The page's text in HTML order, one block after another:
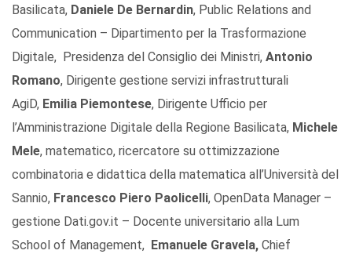
Basilicata, Daniele De Bernardin, Public Relations and
Communication – Dipartimento per la Trasformazione
Digitale, Presidenza del Consiglio dei Ministri, Antonio
Romano, Dirigente gestione servizi infrastrutturali
AgiD, Emilia Piemontese, Dirigente Ufficio per
l’Amministrazione Digitale della Regione Basilicata, Michele
Mele, matematico, ricercatore su ottimizzazione
combinatoria e didattica della matematica all’Università del
Sannio, Francesco Piero Paolicelli, OpenData Manager –
gestione Dati.gov.it – Docente universitario alla Lum
School of Management, Emanuele Gravela, Chief